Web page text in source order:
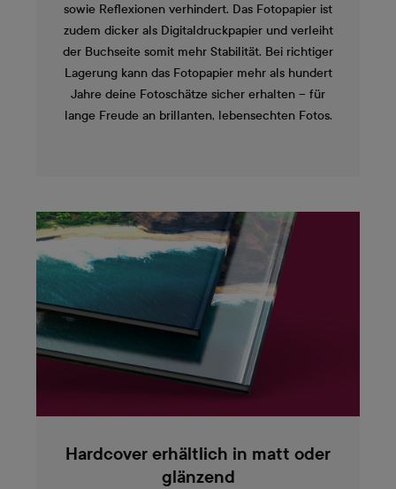
sowie Reflexionen verhindert. Das Fotopapier ist
zudem dicker als Digitaldruckpapier und verleiht
der Buchseite somit mehr Stabilität. Bei richtiger
Lagerung kann das Fotopapier mehr als hundert
Jahre deine Fotoschätze sicher erhalten – für
lange Freude an brillanten, lebensechten Fotos.
Hardcover erhältlich in matt oder
glänzend